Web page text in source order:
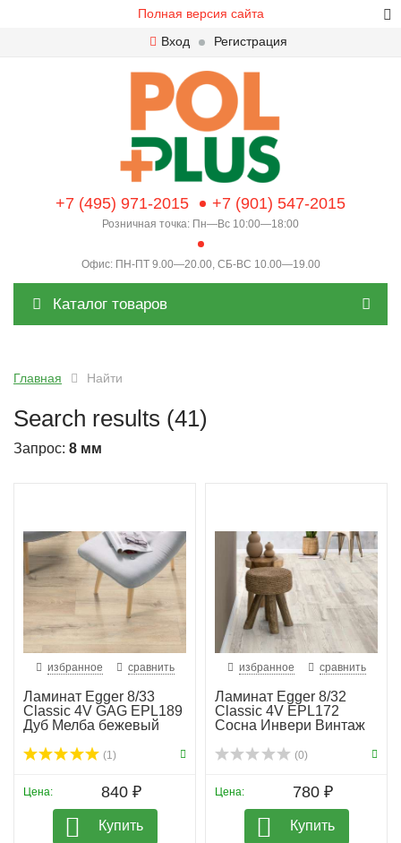
Полная версия сайта
Вход
Регистрация
+7 (495) 971-2015 +7 (901) 547-2015
Розничная точка: Пн—Вс 10:00—18:00
Офис: ПН-ПТ 9.00—20.00, СБ-ВС 10.00—19.00
Каталог товаров
Главная Найти
Search results (41)
Запрос: 8 мм
избранное сравнить
Ламинат Egger 8/33
Classic 4V GAG EPL189
Дуб Мелба бежевый
(1)
Цена: 840 ₽
Купить
избранное сравнить
Ламинат Egger 8/32
Classic 4V EPL172
Сосна Инвери Винтаж
(0)
Цена: 780 ₽
Купить